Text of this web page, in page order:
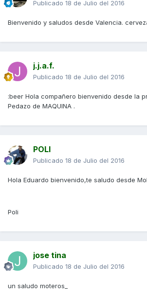
Publicado 18 de Julio del 2016
Bienvenido y saludos desde Valencia.
j.j.a.f.
Publicado 18 de Julio del 2016
:beer Hola compañero bienvenido desde la
Pedazo de MAQUINA .
POLI
Publicado 18 de Julio del 2016
Hola Eduardo bienvenido,te saludo desde
Poli
jose tina
Publicado 18 de Julio del 2016
un saludo moteros_